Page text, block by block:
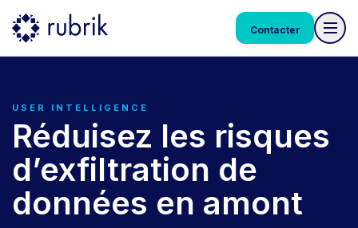
Contacter
USER INTELLIGENCE
Réduisez les risques
d’exfiltration de
données en amont